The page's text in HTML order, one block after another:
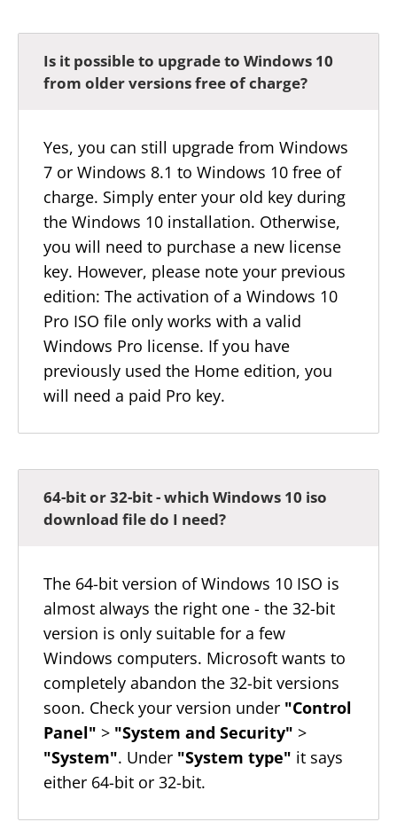
Is it possible to upgrade to Windows 10
from older versions free of charge?
Yes, you can still upgrade from Windows
7 or Windows 8.1 to Windows 10 free of
charge. Simply enter your old key during
the Windows 10 installation. Otherwise,
you will need to purchase a new license
key. However, please note your previous
edition: The activation of a Windows 10
Pro ISO file only works with a valid
Windows Pro license. If you have
previously used the Home edition, you
will need a paid Pro key.
64-bit or 32-bit - which Windows 10 iso
download file do I need?
The 64-bit version of Windows 10 ISO is
almost always the right one - the 32-bit
version is only suitable for a few
Windows computers. Microsoft wants to
completely abandon the 32-bit versions
soon. Check your version under "Control
Panel" > "System and Security" >
"System". Under "System type" it says
either 64-bit or 32-bit.